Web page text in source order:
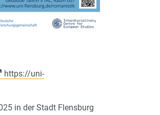
https://uni-
in der Stadt Flensburg